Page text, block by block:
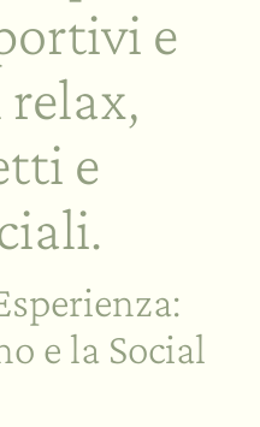
e
e
e la Social